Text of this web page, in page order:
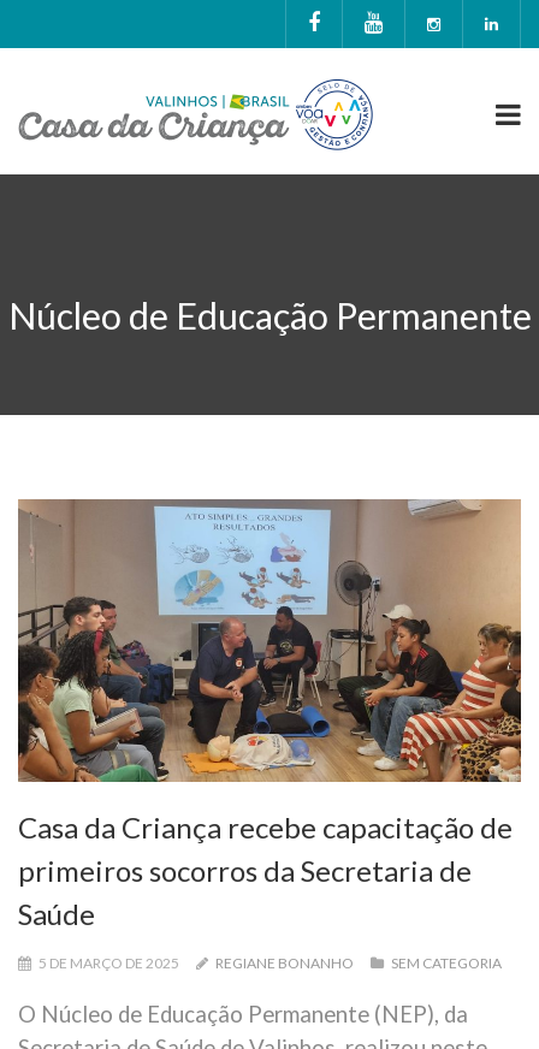
Núcleo de Educação Permanente
Casa da Criança recebe capacitação de
primeiros socorros da Secretaria de
Saúde
5 DE MARÇO DE 2025 REGIANE BONANHO SEM CATEGORIA
O Núcleo de Educação Permanente (NEP), da